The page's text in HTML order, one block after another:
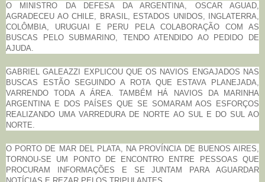
O MINISTRO DA DEFESA DA ARGENTINA, OSCAR AGUAD,
AGRADECEU AO CHILE, BRASIL, ESTADOS UNIDOS, INGLATERRA,
COLÔMBIA, URUGUAI E PERU PELA COLABORAÇÃO COM AS
BUSCAS PELO SUBMARINO, TENDO ATENDIDO AO PEDIDO DE
AJUDA.
GABRIEL GALEAZZI EXPLICOU QUE OS NAVIOS ENGAJADOS NAS
BUSCAS ESTÃO SEGUINDO A ROTA QUE ESTAVA PLANEJADA,
VARRENDO TODA A ÁREA. TAMBÉM HÁ NAVIOS DA MARINHA
ARGENTINA E DOS PAÍSES QUE SE SOMARAM AOS ESFORÇOS
REALIZANDO UMA VARREDURA DE NORTE AO SUL E DO SUL AO
NORTE.
O PORTO DE MAR DEL PLATA, NA PROVÍNCIA DE BUENOS AIRES,
TORNOU-SE UM PONTO DE ENCONTRO ENTRE PESSOAS QUE
PROCURAM INFORMAÇÕES E SE JUNTAM PARA AGUARDAR